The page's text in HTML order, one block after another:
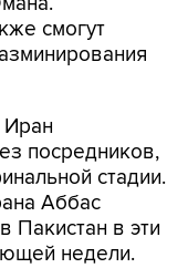
смогут
посредников,
стадии.
Аббас
Пакистан в эти
недели.